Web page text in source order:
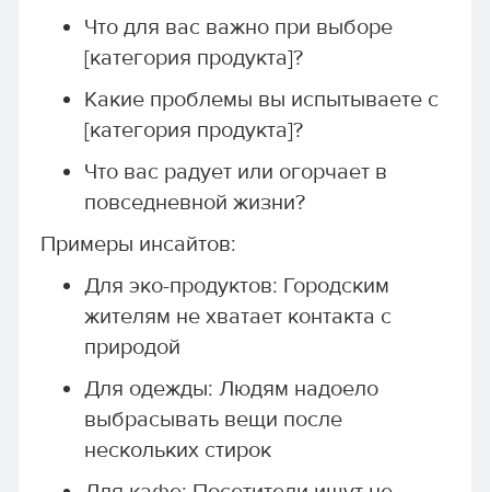
Что для вас важно при выборе
[категория продукта]?
Какие проблемы вы испытываете с
[категория продукта]?
Что вас радует или огорчает в
повседневной жизни?
Примеры инсайтов:
Для эко-продуктов: Городским
жителям не хватает контакта с
природой
Для одежды: Людям надоело
выбрасывать вещи после
нескольких стирок